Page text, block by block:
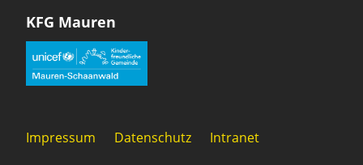
KFG Mauren
Impressum Datenschutz Intranet